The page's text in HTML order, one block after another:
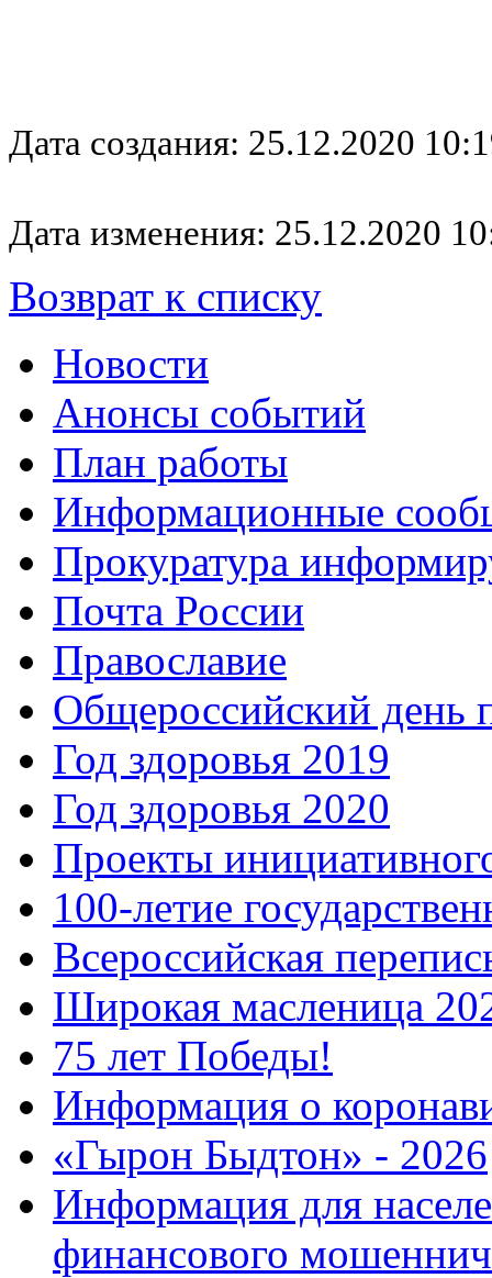
Дата создания: 25.12.2020
Дата изменения: 25.12.2020
Возврат к списку
Новости
Анонсы событий
План работы
Информационные
Прокуратура
Почта России
Православие
Общероссийский день
Год здоровья 2019
Год здоровья 2020
Проекты
100-летие
Всероссийская
Широкая масленица
75 лет Победы!
Информация о
«Гырон Быдтон» - 2026
Информация для
финансового